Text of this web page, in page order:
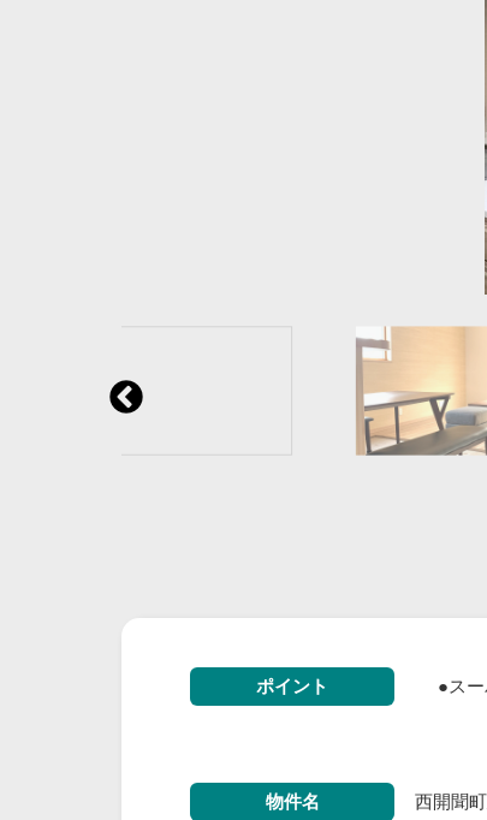
ポイント ●ス
物件名 西開聞